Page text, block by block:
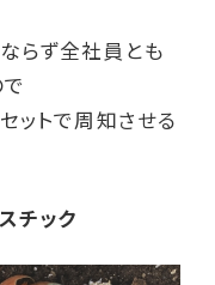
らず全社員とも
ットで周知させる
チック